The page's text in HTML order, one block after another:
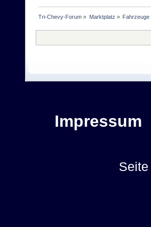
Tri-Chevy-Forum » Marktplatz »
Impressum